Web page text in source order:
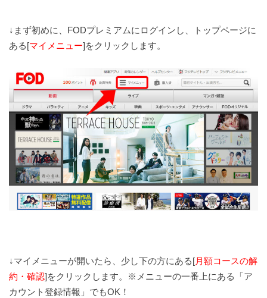
↓まず初めに、FODプレミアムにログインし、トップページに
ある[マイメニュー]をクリックします。
↓マイメニューが開いたら、少し下の方にある[月額コースの解
約・確認]をクリックします。※メニューの一番上にある「ア
カウント登録情報」でもOK！